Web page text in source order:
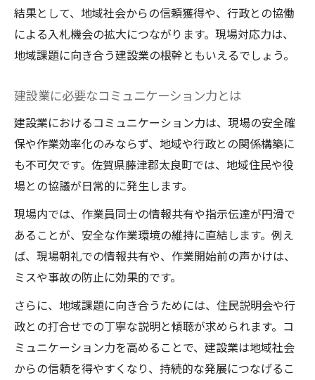
結果として、地域社会からの信頼獲得や、行政との協働
による入札機会の拡大につながります。現場対応力は、
地域課題に向き合う建設業の根幹ともいえるでしょう。
建設業に必要なコミュニケーション力とは
建設業におけるコミュニケーション力は、現場の安全確
保や作業効率化のみならず、地域や行政との関係構築に
も不可欠です。佐賀県藤津郡太良町では、地域住民や役
場との協議が日常的に発生します。
現場内では、作業員同士の情報共有や指示伝達が円滑で
あることが、安全な作業環境の維持に直結します。例え
ば、現場朝礼での情報共有や、作業開始前の声かけは、
ミスや事故の防止に効果的です。
さらに、地域課題に向き合うためには、住民説明会や行
政との打合せでの丁寧な説明と傾聴が求められます。コ
ミュニケーション力を高めることで、建設業は地域社会
からの信頼を得やすくなり、持続的な発展につなげるこ